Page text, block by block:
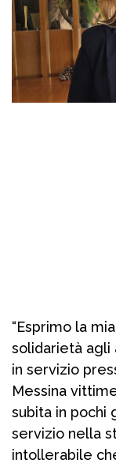
“Esprimo la
solidarietà agli
in servizio
Messina
subita in pochi
servizio nella
intollerabile